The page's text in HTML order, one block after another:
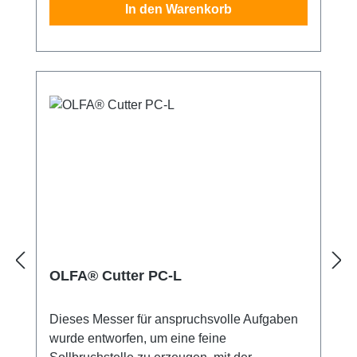
Inhalt eines Pakets nicht beschädigen will.
äußerst scharf! Nur für erfahrene Nutzer
empfohlen. Unbedingt außerhalb der
In den Warenkorb
OLFA® Cutter PC-L
Dieses Messer für anspruchsvolle Aufgaben
wurde entworfen, um eine feine